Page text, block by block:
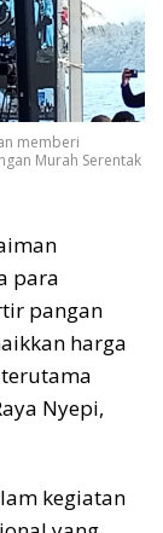
memberi
Murah Serentak
para
pangan
harga
Nyepi,
kegiatan